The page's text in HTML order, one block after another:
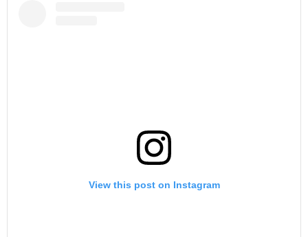
View this post on Instagram